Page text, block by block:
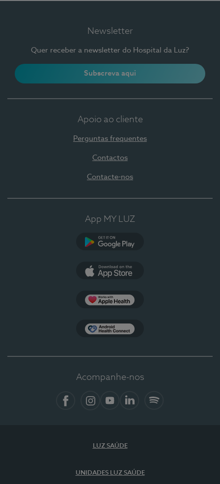
Newsletter
Quer receber a newsletter do Hospital da Luz?
Subscreva aqui
Apoio ao cliente
Perguntas frequentes
Contactos
Contacte-nos
App MY LUZ
Acompanhe-nos
LUZ SAÚDE
UNIDADES LUZ SAÚDE